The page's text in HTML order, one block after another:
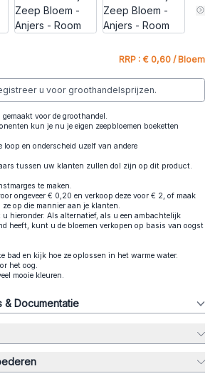
RRP : € 0,60 / Bloem
u voor groothandelsprijzen.
voor de groothandel.
kun je nu je eigen zeepbloemen boeketten
en onderscheid uzelf van andere
tussen uw klanten zullen dol zijn op dit product.
te maken.
ongeveer € 0,20 en verkoop deze voor € 2, of maak
op die mannier aan je klanten.
u hieronder. Als alternatief, als u een ambachtelijk
heeft, kunt u de bloemen verkopen op basis van oogst
bad en kijk hoe ze oplossen in het warme water.
het oog.
mooie kleuren.
& Documentatie